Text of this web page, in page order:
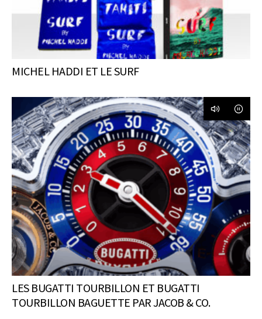
MICHEL HADDI ET LE SURF
LES BUGATTI TOURBILLON ET BUGATTI
TOURBILLON BAGUETTE PAR JACOB & CO.